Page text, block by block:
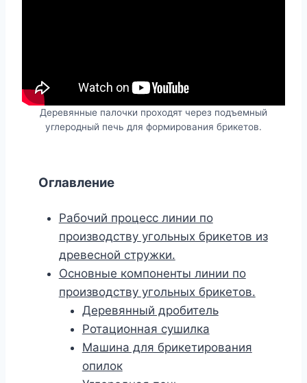
Деревянные палочки проходят через подъемный
углеродный печь для формирования брикетов.
Оглавление
Рабочий процесс линии по
производству угольных брикетов из
древесной стружки.
Основные компоненты линии по
производству угольных брикетов.
Деревянный дробитель
Ротационная сушилка
Машина для брикетирования
опилок